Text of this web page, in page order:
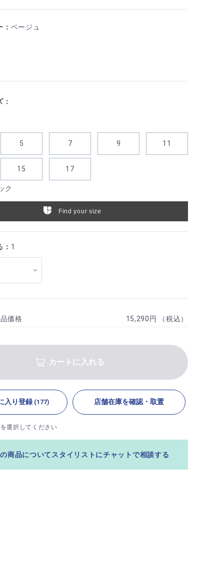
ベージュ
5 7 9 11
15 17
ク
Find your size
1
価格 15,290円 （税込）
カートに入れる
入り登録 (177) 店舗在庫を確認・取置
選択してください
商品についてスタイリストにチャットで相談する